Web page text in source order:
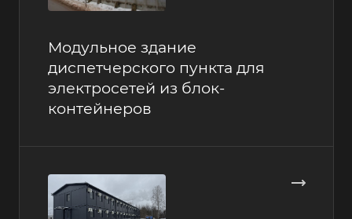
Модульное здание
диспетчерского пункта для
электросетей из блок-
контейнеров